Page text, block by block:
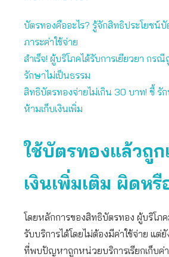
บัตรทองคืออะไร? รู้จักสิทธิประโยชน์
ภาระค่าใช้จ่าย
สำเร็จ! ผู้บริโภคได้รับการเยียวยา กรณี
รักษาไม่เป็นธรรม
สิทธิบัตรทองจ่ายไม่เกิน 30 บาท! ชี้ รั
ห้ามเก็บเงินเพิ่ม
ใช้บัตรทองแล้วถูก
เงินเพิ่มเติม ผิดหรื
โดยหลักการของสิทธิบัตรทอง ผู้บริโภ
รับบริการได้โดยไม่ต้องมีค่าใช้จ่าย แต่
ที่พบปัญหาถูกหน่วยบริการเรียกเก็บค่